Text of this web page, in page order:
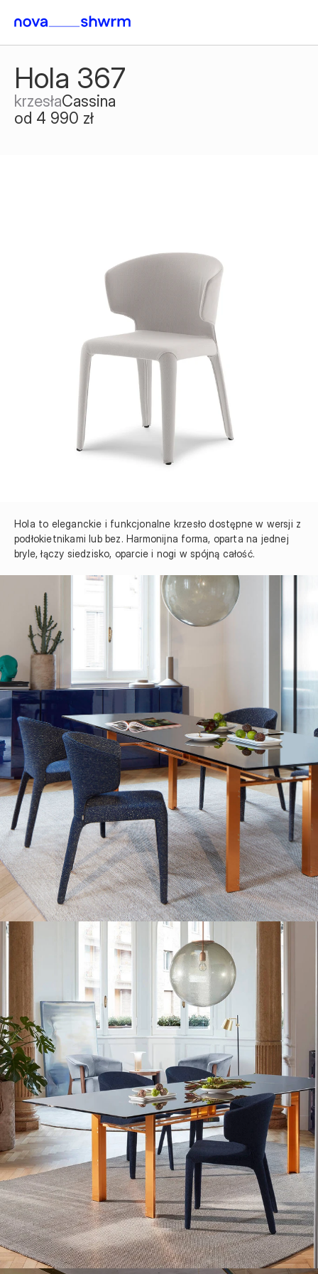
Hola to eleganckie i funkcjonalne krzesło dostępne w wersji z
podłokietnikami lub bez. Harmonijna forma, oparta na jednej
bryle, łączy siedzisko, oparcie i nogi w spójną całość.
Hola 367
krzesłaCassina
od 4 990 zł